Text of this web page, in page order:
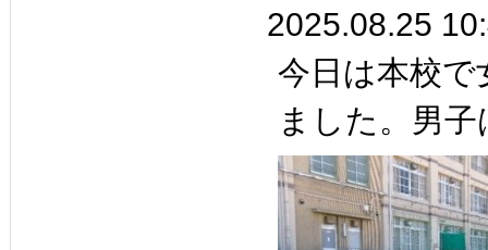
2025.08.25
今日は本校
ました。男